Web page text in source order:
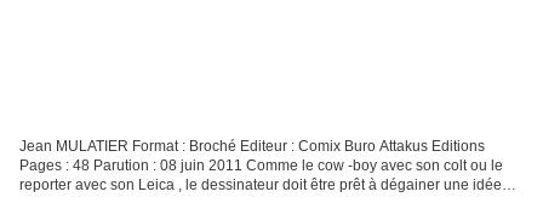
Jean MULATIER Format : Broché Editeur : Comix Buro Attakus Editions
Pages : 48 Parution : 08 juin 2011 Comme le cow -boy avec son colt ou le
reporter avec son Leica , le dessinateur doit être prêt à dégainer une idée